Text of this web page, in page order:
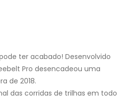
ter acabado! Desenvolvido
Pro desencadeou uma
de 2018.
das corridas de trilhas em todo